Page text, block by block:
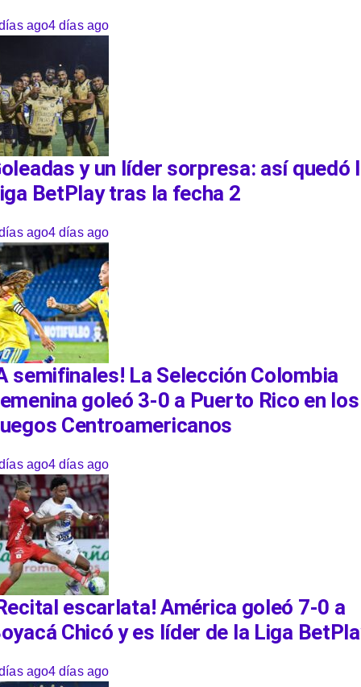
ago4 días ago
y un líder sorpresa: así quedó
BetPlay tras la fecha 2
ago4 días ago
semifinales! La Selección Colombia
goleó 3-0 a Puerto Rico en los
Centroamericanos
ago4 días ago
escarlata! América goleó 7-0 a
Chicó y es líder de la Liga
ago4 días ago